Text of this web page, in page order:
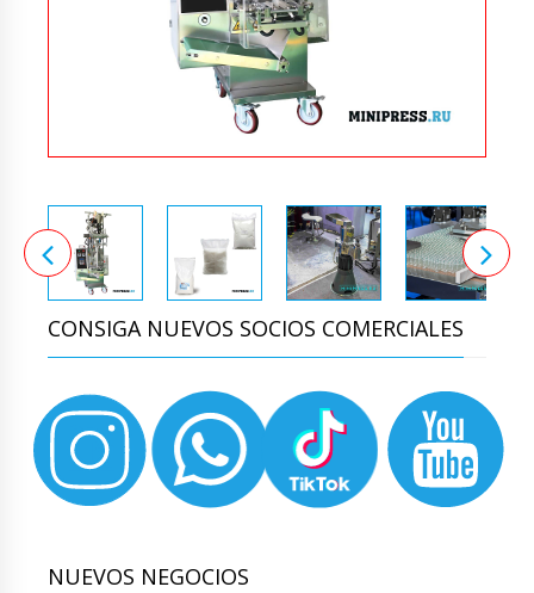
CONSIGA NUEVOS SOCIOS COMERCIALES
NUEVOS NEGOCIOS